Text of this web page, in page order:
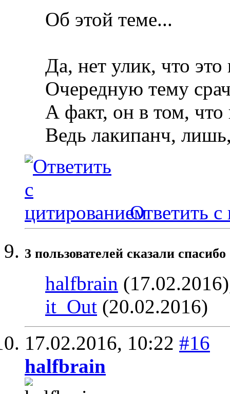
Об этой теме...
Да, нет улик, что
Очередную тему
А факт, он в том,
Ведь лакипанч,
Ответить с
3 пользователей сказали
halfbrain
it_Out (20.02.2016)
17.02.2016, 10:22 #16
halfbrain